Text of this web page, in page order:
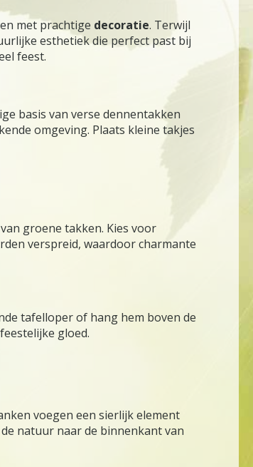
met prachtige decoratie. Terwijl
esthetiek die perfect past bij
feest.
basis van verse dennentakken
omgeving. Plaats kleine takjes
groene takken. Kies voor
verspreid, waardoor charmante
tafelloper of hang hem boven de
gloed.
voegen een sierlijk element
natuur naar de binnenkant van